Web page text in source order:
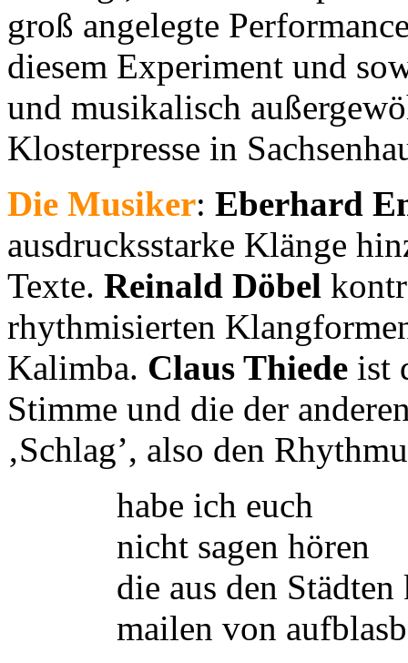
groß angelegte
diesem Experiment und
und musikalisch
Klosterpresse in
Die Musiker: Eberhard
ausdrucksstarke Klänge
Texte. Reinald Döbel
rhythmisierten
Kalimba. Claus Thiede ist
Stimme und die der
‚Schlag’, also den
habe ich euch
nicht sagen hören
die aus den
mailen von